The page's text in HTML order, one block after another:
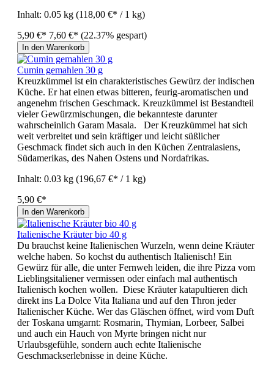
Inhalt: 0.05 kg (118,00 €* / 1 kg)
5,90 €* 7,60 €* (22.37% gespart)
In den Warenkorb
Cumin gemahlen 30 g
Kreuzkümmel ist ein charakteristisches Gewürz der indischen
Küche. Er hat einen etwas bitteren, feurig-aromatischen und
angenehm frischen Geschmack. Kreuzkümmel ist Bestandteil
vieler Gewürzmischungen, die bekannteste darunter
wahrscheinlich Garam Masala. Der Kreuzkümmel hat sich
weit verbreitet und sein kräftiger und leicht süßlicher
Geschmack findet sich auch in den Küchen Zentralasiens,
Südamerikas, des Nahen Ostens und Nordafrikas.
Inhalt: 0.03 kg (196,67 €* / 1 kg)
5,90 €*
In den Warenkorb
Italienische Kräuter bio 40 g
Du brauchst keine Italienischen Wurzeln, wenn deine Kräuter
welche haben. So kochst du authentisch Italienisch! Ein
Gewürz für alle, die unter Fernweh leiden, die ihre Pizza vom
Lieblingsitaliener vermissen oder einfach mal authentisch
Italienisch kochen wollen. Diese Kräuter katapultieren dich
direkt ins La Dolce Vita Italiana und auf den Thron jeder
Italienischer Küche. Wer das Gläschen öffnet, wird vom Duft
der Toskana umgarnt: Rosmarin, Thymian, Lorbeer, Salbei
und auch ein Hauch von Myrte bringen nicht nur
Urlaubsgefühle, sondern auch echte Italienische
Geschmackserlebnisse in deine Küche.